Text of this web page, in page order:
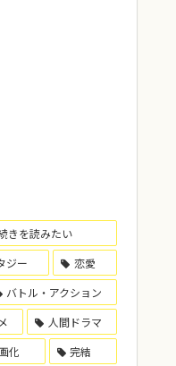
きを読みたい
ジー
恋愛
バトル・アクション
人間ドラマ
化
完結